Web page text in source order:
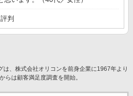
判
は、株式会社オリコンを前身企業に1967年より
らは顧客満足度調査を開始。